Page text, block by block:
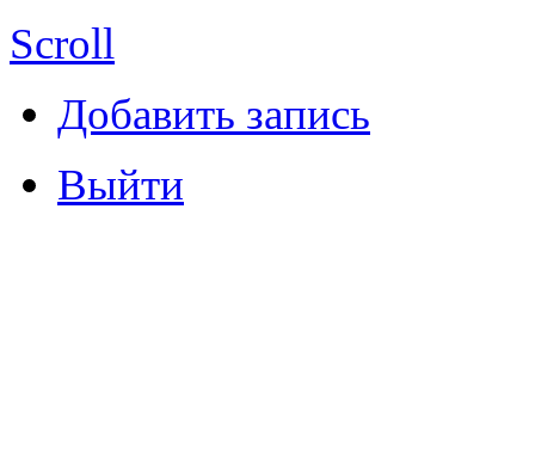
Scroll
Добавить запись
Выйти